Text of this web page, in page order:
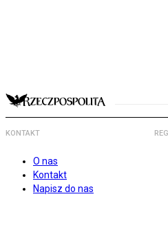
KONTAKT
O nas
Kontakt
Napisz do nas